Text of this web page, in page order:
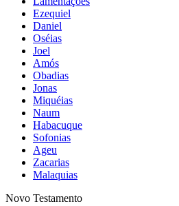
Ezequiel
Daniel
Oséias
Joel
Amós
Obadias
Jonas
Miquéias
Naum
Habacuque
Sofonias
Ageu
Zacarias
Malaquias
Novo Testamento